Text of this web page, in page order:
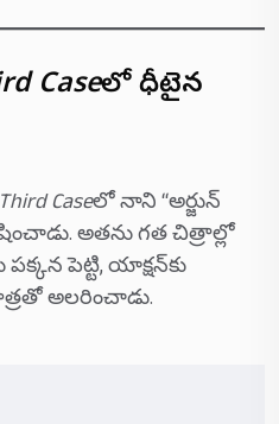
Caseలో ధీటైన
Caseలో నాని “అర్జున్
అతను గత చిత్రాల్లో
పెట్టి, యాక్షన్‌కు
అలరించాడు.